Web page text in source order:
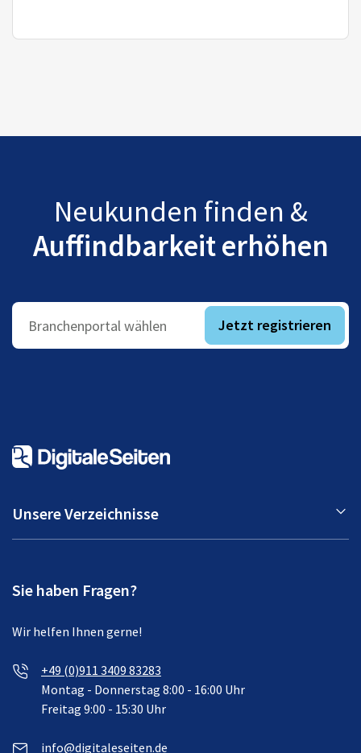
Neukunden finden &
Auffindbarkeit erhöhen
Branchenportal wählen Jetzt registrieren
Unsere Verzeichnisse
Sie haben Fragen?
Wir helfen Ihnen gerne!
+49 (0)911 3409 83283
Montag - Donnerstag 8:00 - 16:00 Uhr
Freitag 9:00 - 15:30 Uhr
info@digitaleseiten.de